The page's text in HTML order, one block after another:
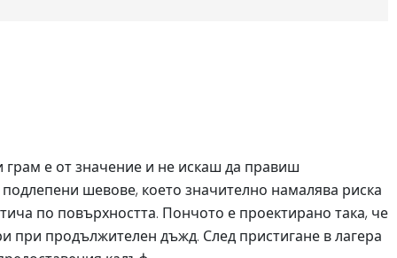
грам е от значение и не искаш да правиш
шевове, което значително намалява риска
по повърхността. Пончото е проектирано така, че
при продължителен дъжд. След пристигане в лагера